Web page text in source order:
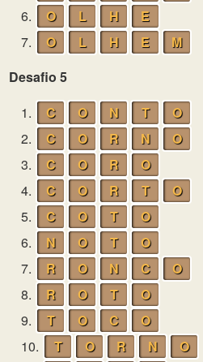
6.
O L H
E
7.
O L H E
M
Desafio 5
1.
C O N T
O
2.
C O R N
O
3.
C O R
O
4.
C O R T
O
5.
C O T
O
6.
N O T
O
7.
R O N C
O
8.
R O T
O
9.
T O C
O
10.
T O R N
O